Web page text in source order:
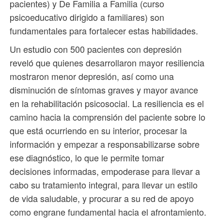
pacientes) y De Familia a Familia (curso
psicoeducativo dirigido a familiares) son
fundamentales para fortalecer estas habilidades.
Un estudio con 500 pacientes con depresión
reveló que quienes desarrollaron mayor resiliencia
mostraron menor depresión, así como una
disminución de síntomas graves y mayor avance
en la rehabilitación psicosocial. La resiliencia es el
camino hacia la comprensión del paciente sobre lo
que está ocurriendo en su interior, procesar la
información y empezar a responsabilizarse sobre
ese diagnóstico, lo que le permite tomar
decisiones informadas, empoderase para llevar a
cabo su tratamiento integral, para llevar un estilo
de vida saludable, y procurar a su red de apoyo
como engrane fundamental hacia el afrontamiento.